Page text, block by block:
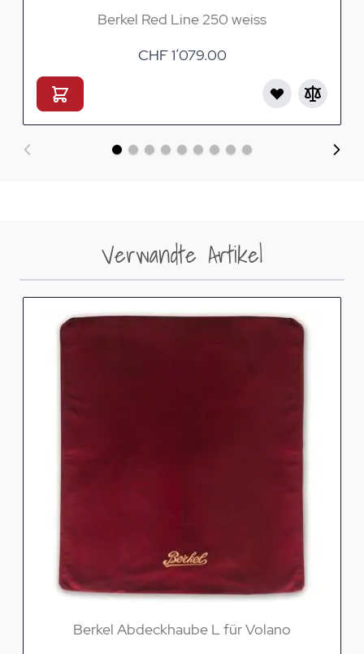
Berkel Red Line 250 weiss
CHF 1’079.00
Verwandte Artikel
Berkel Abdeckhaube L für Volano